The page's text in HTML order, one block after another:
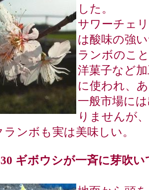
した。
サワーチェ
は酸味の強
ランボのこ
洋菓子など
に使われ、
一般市場に
りませんが
ンボも実は美味しい。
30 ギボウシが一斉に芽吹い